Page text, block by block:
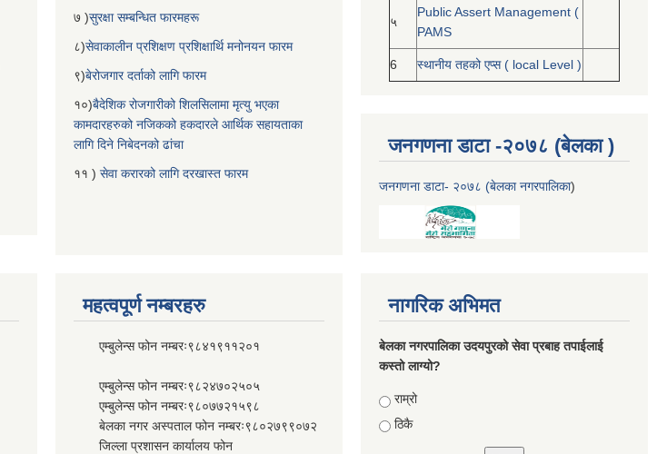
७ )सुरक्षा सम्बन्धित फारमहरू
८)सेवाकालीन प्रशिक्षण प्रशिक्षार्थि मनोनयन फारम
९)बेरोजगार दर्ताको लागि फारम
१०)बैदेशिक रोजगारीको शिलसिलामा मृत्यु भएका
कामदारहरुको नजिकको हकदारले आर्थिक सहायताका
लागि दिने निबेदनको ढांचा
११ ) सेवा करारको लागि दरखास्त फारम
५
Public Assert Management (
PAMS
6 स्थानीय तहको एप्स ( local Level )
जनगणना डाटा -२०७८ (बेलका )
जनगणना डाटा- २०७८ (बेलका नगरपालिका)
महत्वपूर्ण नम्बरहरु
एम्बुलेन्स फोन नम्बरः९८४१९११२०१
एम्बुलेन्स फोन नम्बरः९८२४७०२५०५
एम्बुलेन्स फोन नम्बरः९८०७७२१५९८
बेलका नगर अस्पताल फोन नम्बरः९८०२७९९०७२
जिल्ला प्रशासन कार्यालय फोन
नागरिक अभिमत
बेलका नगरपालिका उदयपुरको सेवा प्रबाह तपाईलाई
कस्तो लाग्यो?
Choices
राम्रो
ठिकै